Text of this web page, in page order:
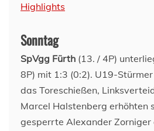
Highlights
Sonntag
SpVgg Fürth (13. / 4P)
8P) mit 1:3 (0:2). U19-
das Toreschießen,
Marcel Halstenberg erhöhten
gesperrte Alexander Zorniger